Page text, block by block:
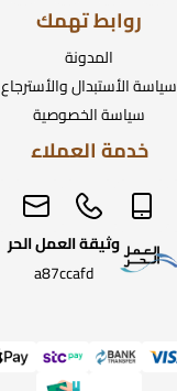
روابط تهمك
المدونة
سياسة الأستبدال والأسترجاع
سياسة الخصوصية
خدمة العملاء
وثيقة العمل الحر
a87ccafd